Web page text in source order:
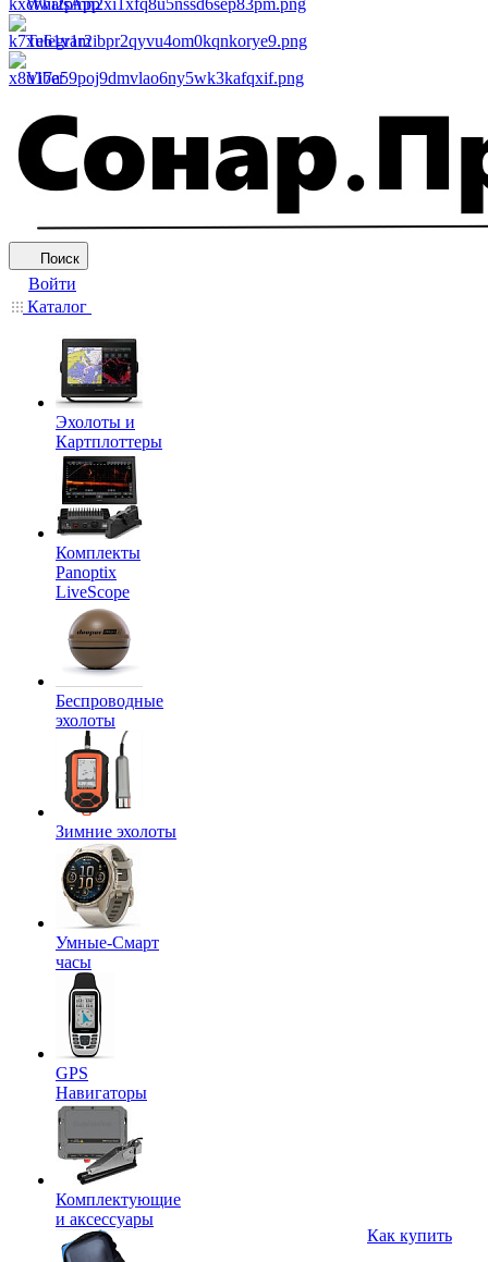
WhatsApp
Telegram
Viber
Поиск
Войти
Каталог
Эхолоты и
Картплоттеры
Комплекты
Panoptix
LiveScope
Беспроводные
эхолоты
Зимние эхолоты
Умные-Смарт
часы
GPS
Навигаторы
Комплектующие
и аксессуары
Как купить